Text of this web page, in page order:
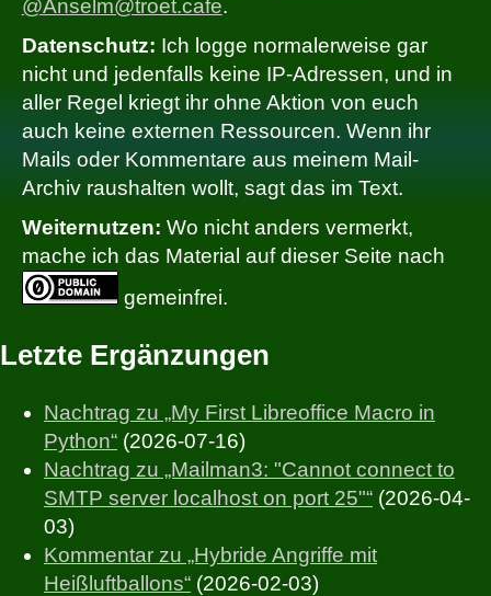
@Anselm@troet.cafe.
Datenschutz: Ich logge normalerweise gar
nicht und jedenfalls keine IP-Adressen, und in
aller Regel kriegt ihr ohne Aktion von euch
auch keine externen Ressourcen. Wenn ihr
Mails oder Kommentare aus meinem Mail-
Archiv raushalten wollt, sagt das im Text.
Weiternutzen: Wo nicht anders vermerkt,
mache ich das Material auf dieser Seite nach
gemeinfrei.
Letzte Ergänzungen
Nachtrag zu „My First Libreoffice Macro in
Python“ (2026-07-16)
Nachtrag zu „Mailman3: "Cannot connect to
SMTP server localhost on port 25"“ (2026-04-
03)
Kommentar zu „Hybride Angriffe mit
Heißluftballons“ (2026-02-03)